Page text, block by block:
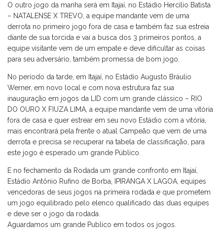
O outro jogo da manha será em Itajaí, no Estádio Hercílio Batista
– NATALENSE X TREVO, a equipe mandante vem de uma
derrota no primeiro jogo fora de casa e também faz sua estreia
diante de sua torcida e vai a busca dos 3 primeiros pontos, a
equipe visitante vem de um empate e deve dificultar as coisas
para seu adversário, também promessa de bom jogo.
No período da tarde, em Itajaí, no Estádio Augusto Bráulio
Werner, em novo local e com nova estrutura faz sua
inauguração em jogos da LID com um grande clássico – RIO
DO OURO X FIUZA LIMA, a equipe mandante vem de uma vitória
fora de casa e quer estrear em seu novo Estádio com a vitória,
mais encontrará pela frente o atual Campeão que vem de uma
derrota e precisa se recuperar na tabela de classificação, para
este jogo é esperado um grande Público.
E no fechamento da Rodada um grande confronto em Itajaí,
Estádio Antônio Rufino de Borba, IPIRANGA X LAGOA, equipes
vencedoras de seus jogos na primeira rodada e que prometem
um jogo equilibrado pelo elenco qualificado das duas equipes
e deve ser o jogo da rodada.
Aguardamos um grande Publico em todos os jogos.